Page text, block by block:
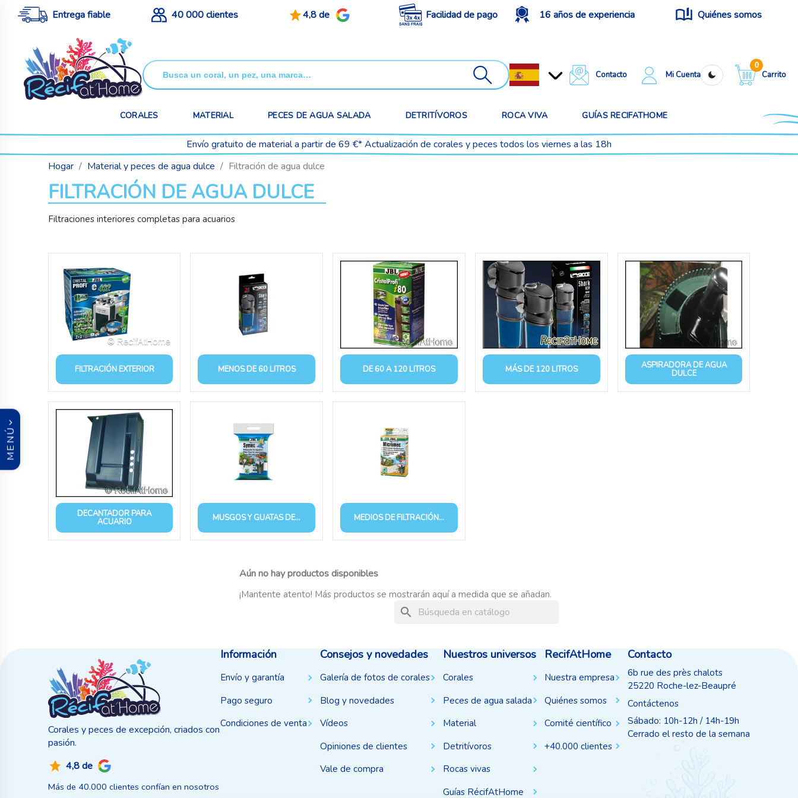
Entrega fiable 40 000 clientes 4,8 de Facilidad de pago 16 años de experiencia Quiénes somos
Contacto Mi Cuenta
0
Carrito
CORALES MATERIAL PECES DE AGUA SALADA DETRITÍVOROS ROCA VIVA GUÍAS RECIFATHOME
Envío gratuito de material a partir de 69 €* Actualización de corales y peces todos los viernes a las 18h
Hogar
Material y peces de agua dulce Filtración de agua dulce
FILTRACIÓN DE AGUA DULCE
Filtraciones interiores completas para acuarios
FILTRACIÓN EXTERIOR MENOS DE 60 LITROS DE 60 A 120 LITROS MÁS DE 120 LITROS ASPIRADORA DE AGUA
DULCE
DECANTADOR PARA
ACUARIO MUSGOS Y GUATAS DE... MEDIOS DE FILTRACIÓN...
Aún no hay productos disponibles
¡Mantente atento! Más productos se mostrarán aquí a medida que se añadan.
search
Corales y peces de excepción, criados con
pasión.
4,8 de
Más de 40.000 clientes confían en nosotros
Información
Envío y garantía
Pago seguro
Condiciones de venta
Consejos y novedades
Galería de fotos de corales
Blog y novedades
Vídeos
Opiniones de clientes
Vale de compra
Nuestros universos
Corales
Peces de agua salada
Material
Detritívoros
Rocas vivas
Guías RécifAtHome
RecifAtHome
Nuestra empresa
Quiénes somos
Comité científico
+40.000 clientes
Contacto
6b rue des près chalots
25220 Roche-lez-Beaupré
Contáctenos
Sábado: 10h-12h / 14h-19h
Cerrado el resto de la semana
MENÚ